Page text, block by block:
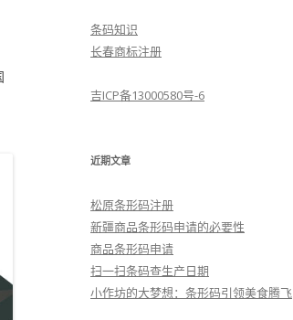
条码知识
长春商标注册
吉ICP备13000580号-6
近期文章
松原条形码注册
新疆商品条形码申请的必要性
商品条形码申请
扫一扫条码查生产日期
小作坊的大梦想：条形码引领美食腾飞